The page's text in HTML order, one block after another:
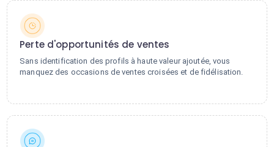
Perte d'opportunités de ventes
Sans identification des profils à haute valeur ajoutée, vous
manquez des occasions de ventes croisées et de fidélisation.